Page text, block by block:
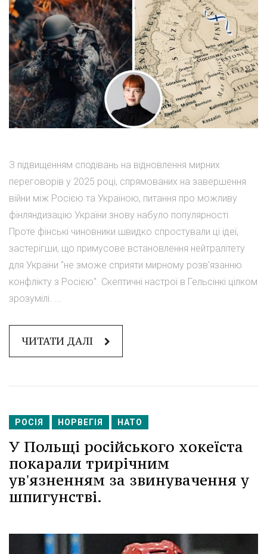
З підвищенням сподівань на відновлення мирних
переговорів у 2025 році, спрямованих на завершення
війни між Росією та Україною, питання про можливу
фінляндизацію України знову набуло популярності.
Проте фінські чиновники швидко спростували ці ідеї,
застерігши, що примусове встановлення нейтралітету
для України "не зможе сприяти мирному розв'язанню
конфлікту з Росією". Скептичні настрої в Гельсінкі цілком
зрозумілі. ...
ЧИТАТИ ДАЛІ
РОСІЯ НОРВЕГІЯ НАТО
У Польщі російського хокеїста
покарали трирічним
ув'язненням за звинувачення у
шпигунстві.